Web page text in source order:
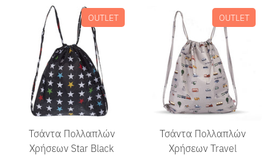
Τσάντα Πολλαπλών
Χρήσεων Star Black
OUTLET
Τσάντα Πολλαπλών
Χρήσεων Travel
OUTLET